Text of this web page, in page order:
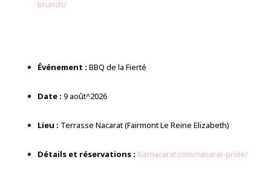
brunch/
Événement : BBQ de la Fierté
Date : 9 août^2026
Lieu : Terrasse Nacarat (Fairmont Le Reine Elizabeth)
Détails et réservations : barnacarat.com/nacarat-pride/